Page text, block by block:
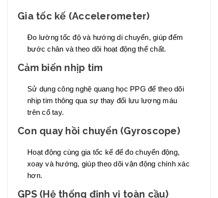
Gia tốc kế (Accelerometer)
Đo lường tốc độ và hướng di chuyển, giúp đếm
bước chân và theo dõi hoạt động thể chất.
Cảm biến nhịp tim
Sử dụng công nghệ quang học PPG để theo dõi
nhịp tim thông qua sự thay đổi lưu lượng máu
trên cổ tay.
Con quay hồi chuyển (Gyroscope)
Hoạt động cùng gia tốc kế để đo chuyển động,
xoay và hướng, giúp theo dõi vận động chính xác
hơn.
GPS (Hệ thống định vị toàn cầu)